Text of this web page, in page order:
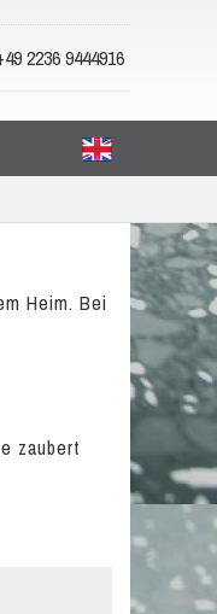
2236 9444916
Heim. Bei
zaubert